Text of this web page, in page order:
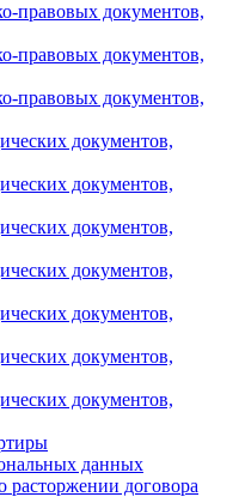
правовых документов,
правовых документов,
правовых документов,
документов,
документов,
документов,
документов,
документов,
документов,
документов,
данных
расторжении договора